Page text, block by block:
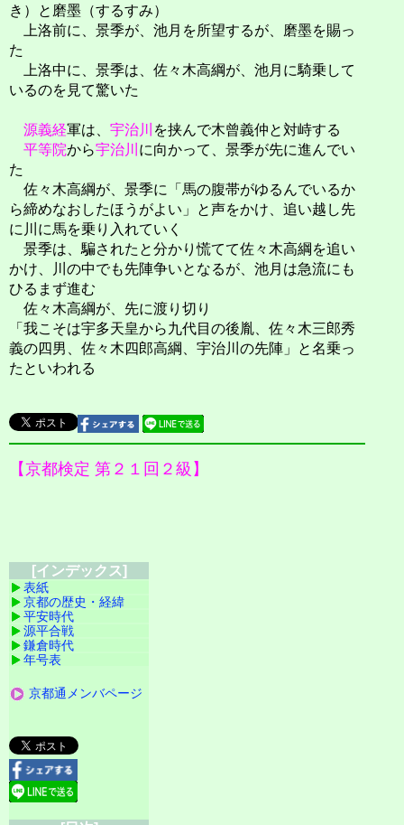
き）と磨墨（するすみ）
上洛前に、景季が、池月を所望するが、磨墨を賜っ
た
上洛中に、景季は、佐々木高綱が、池月に騎乗して
いるのを見て驚いた
源義経軍は、 宇治川
を挟んで木曾義仲と対峙する
平等院から宇治川 に向かって、景季が先に進んでい
た
佐々木高綱が、景季に「馬の腹帯がゆるんでいるか
ら締めなおしたほうがよい」と声をかけ、追い越し先
に川に馬を乗り入れていく
景季は、騙されたと分かり慌てて佐々木高綱を追い
かけ、川の中でも先陣争いとなるが、池月は急流にも
ひるまず進む
佐々木高綱が、先に渡り切り
「我こそは宇多天皇から九代目の後胤、佐々木三郎秀
義の四男、佐々木四郎高綱、宇治川の先陣」と名乗っ
たといわれる
【京都検定 第２１回２級】
[インデックス]
表紙
京都の歴史・経緯
平安時代
源平合戦
鎌倉時代
年号表
京都通メンバページ